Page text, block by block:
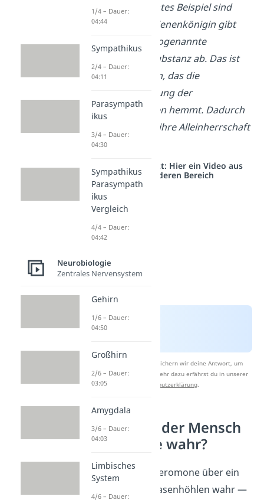
→Ein bekanntes Beispiel sind
Bienen. Die Bienenkönigin gibt
nämlich die sogenannte
Königinnensubstanz ab. Das ist
ein Pheromon, das die
Eierstockbildung der
Arbeiterbienen hemmt. Dadurch
kann sie sich ihre Alleinherrschaft
sichern.
Studyflix vernetzt: Hier ein Video aus
einem anderen Bereich
Nach Beantwortung speichern wir deine Antwort, um
Studyflix zu verbessern. Mehr dazu erfährst du in unserer
Datenschutzerklärung
Wie nimmt der Mensch
Pheromone wahr?
Tiere nehmen Pheromone über ein
Organ in ihren Nasenhöhlen wahr —
1/4 – Dauer:
04:44
Sympathikus
2/4 – Dauer:
04:11
Parasympath
ikus
3/4 – Dauer:
04:30
Sympathikus
Parasympath
ikus
Vergleich
4/4 – Dauer:
04:42
Neurobiologie
Zentrales Nervensystem
Gehirn
1/6 – Dauer:
04:50
Großhirn
2/6 – Dauer:
03:05
Amygdala
3/6 – Dauer:
04:03
Limbisches
System
4/6 – Dauer: